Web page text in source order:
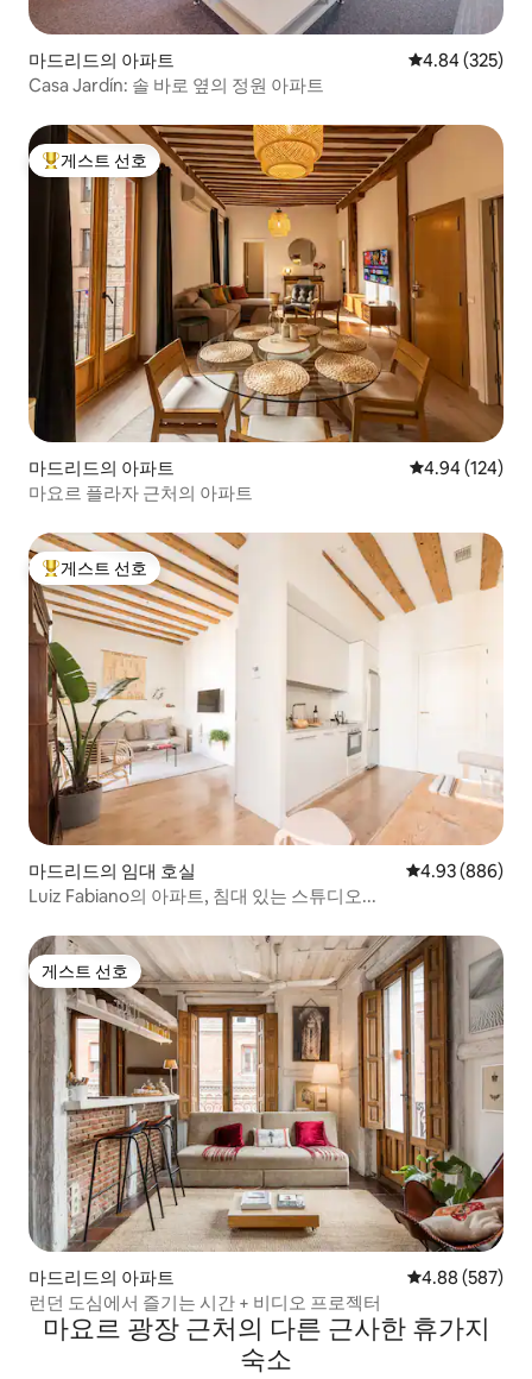
마드리드의 아파트 평점 4.84점(5
4.84 (325)
Casa Jardín: 솔 바로 옆의 정원 아파트
상위 게스트 선호
게스트 선호
마드리드의 아파트 평점 4.94점(5
4.94 (124)
마요르 플라자 근처의 아파트
상위 게스트 선호
게스트 선호
마드리드의 임대 호실 평점 4.93점(5
4.93 (886)
Luiz Fabiano의 아파트, 침대 있는 스튜디오...
게스트 선호
게스트 선호
마드리드의 아파트 평점 4.88점(5
4.88 (587)
런던 도심에서 즐기는 시간 + 비디오 프로젝터
마요르 광장 근처의 다른 근사한 휴가지
숙소